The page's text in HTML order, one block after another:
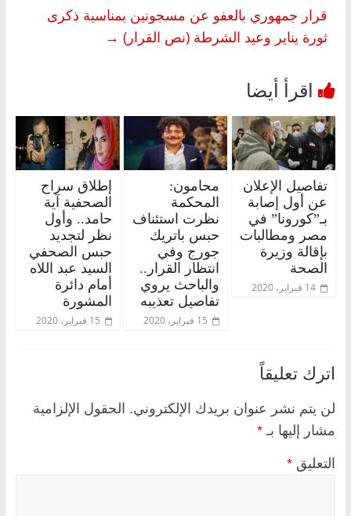
قرار جمهوري بالعفو عن مسجونين بمناسبة ذكرى
ثورة يناير وعيد الشرطة (نص القرار) →
تفاصيل الإعلان
عن أول إصابة
بـ”كورونا” في
مصر ومطالبات
بإقالة وزيرة
الصحة
14 فبراير، 2020
محامون:
المحكمة
نظرت استئناف
حبس باتريك
جورج وفي
انتظار القرار..
والباحث يروي
تفاصيل تعذيبه
15 فبراير، 2020
إطلاق سراح
الصحفية آية
حامد.. وأول
نظر لتجديد
حبس الصحفي
السيد عبد اللاه
أمام دائرة
المشورة
15 فبراير، 2020
اترك تعليقاً
لن يتم نشر عنوان بريدك الإلكتروني. الحقول الإلزامية
مشار إليها بـ *
التعليق *